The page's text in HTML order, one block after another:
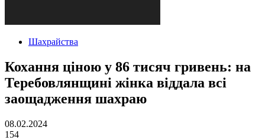
Шахрайства
Кохання ціною у 86 тисяч гривень: на
Теребовлянщині жінка віддала всі
заощадження шахраю
08.02.2024
154